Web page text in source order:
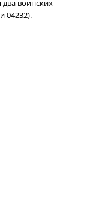
воинских
04232).